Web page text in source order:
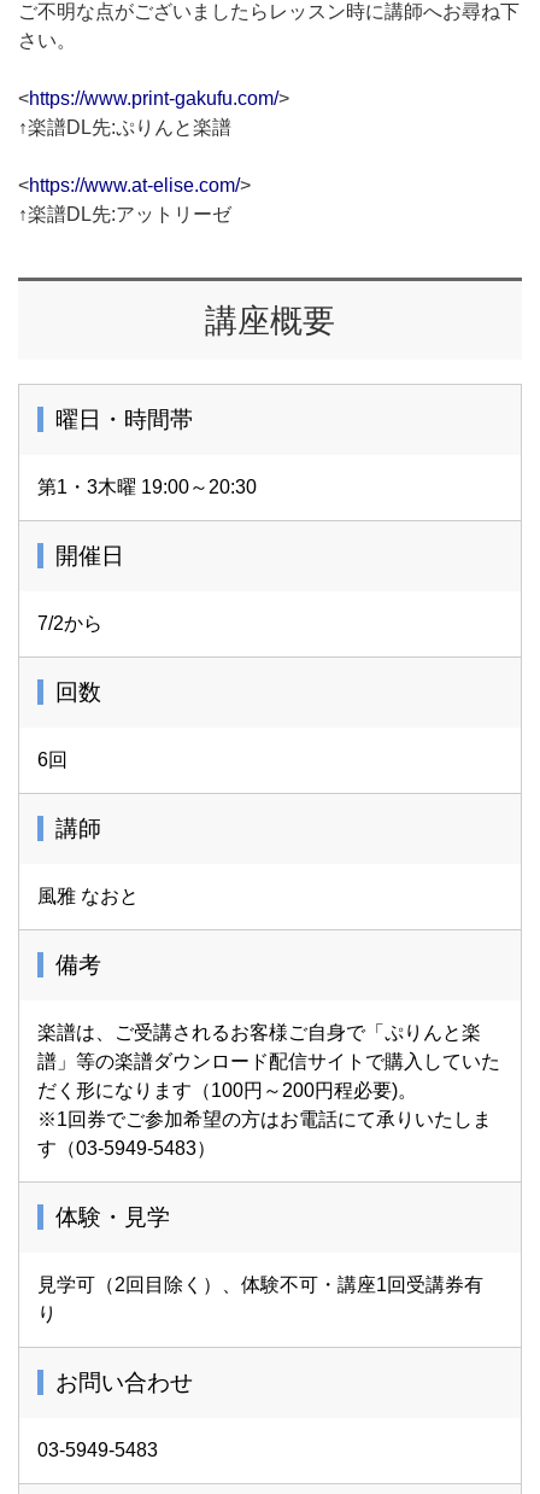
ご不明な点がございましたらレッスン時に講師へお尋ね下
さい。
<https://www.print-gakufu.com/>
↑楽譜DL先:ぷりんと楽譜
<https://www.at-elise.com/>
↑楽譜DL先:アットリーゼ
講座概要
曜日・時間帯
第1・3木曜 19:00～20:30
開催日
7/2から
回数
6回
講師
風雅 なおと
備考
楽譜は、ご受講されるお客様ご自身で「ぷりんと楽
譜」等の楽譜ダウンロード配信サイトで購入していた
だく形になります（100円～200円程必要)。
※1回券でご参加希望の方はお電話にて承りいたしま
す（03-5949-5483）
体験・見学
見学可（2回目除く）、体験不可・講座1回受講券有
り
お問い合わせ
03-5949-5483